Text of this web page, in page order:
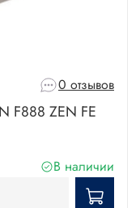
0 отзывов
F888 ZEN FE
В наличии